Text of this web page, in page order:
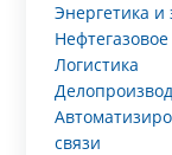
Энергетика и
Логистика
связи